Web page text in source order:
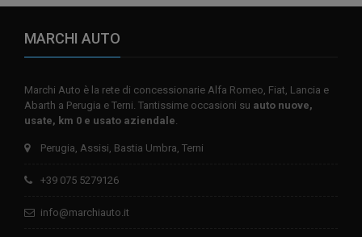
MARCHI AUTO
Marchi Auto è la rete di concessionarie Alfa Romeo, Fiat, Lancia e
Abarth a Perugia e Terni. Tantissime occasioni su auto nuove,
usate, km 0 e usato aziendale
Perugia, Assisi, Bastia Umbra, Terni
+39 075 5279126
info@marchiauto.it